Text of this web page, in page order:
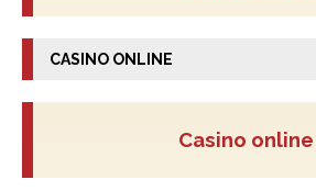
CASINO ONLINE
Casino online